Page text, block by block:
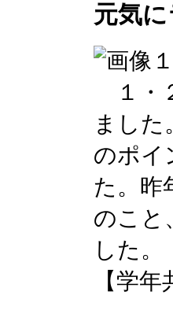
元気
１・
まし
のポイ
た。昨
のこと
した。
【学